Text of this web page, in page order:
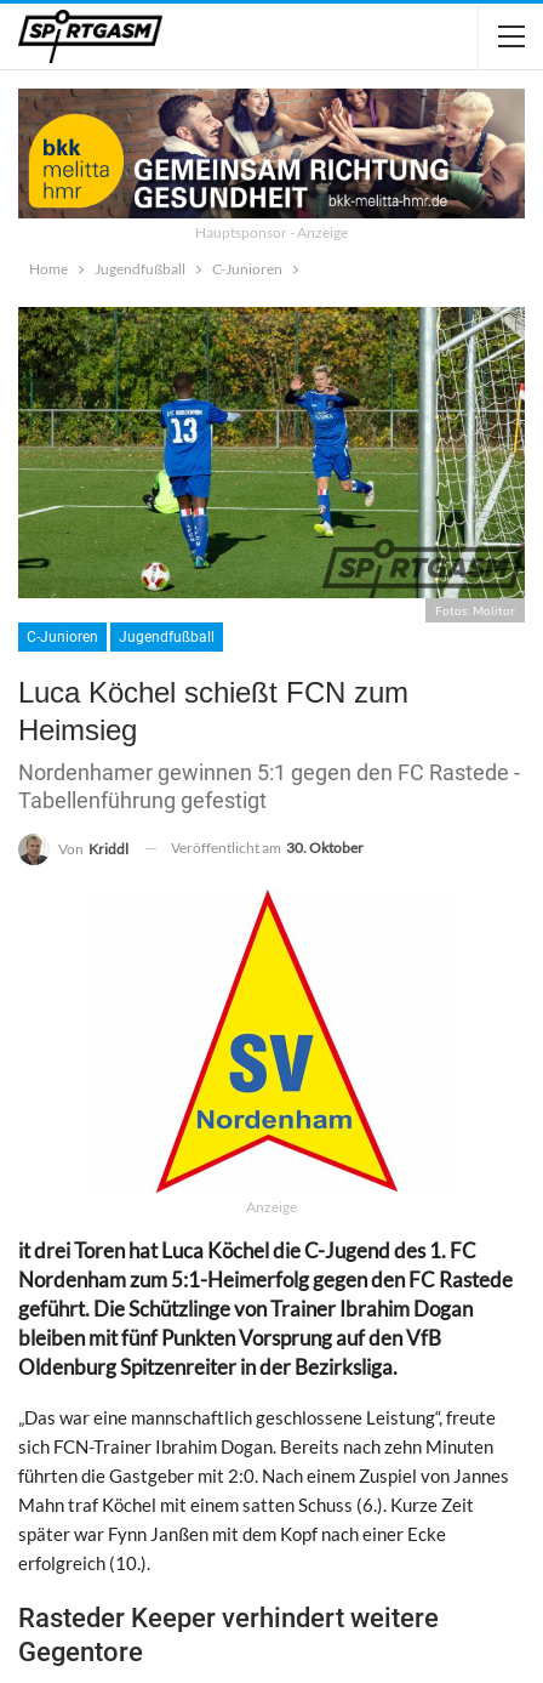
Hauptsponsor - Anzeige
Home
Jugendfußball C-Junioren
Fotos: Molitor
C-Junioren Jugendfußball
Luca Köchel schießt FCN zum
Heimsieg
Nordenhamer gewinnen 5:1 gegen den FC Rastede -
Tabellenführung gefestigt
Von Kriddl Veröffentlicht am 30. Oktober
Anzeige
it drei Toren hat Luca Köchel die C-Jugend des 1. FC
Nordenham zum 5:1-Heimerfolg gegen den FC Rastede
geführt. Die Schützlinge von Trainer Ibrahim Dogan
bleiben mit fünf Punkten Vorsprung auf den VfB
Oldenburg Spitzenreiter in der Bezirksliga.
„Das war eine mannschaftlich geschlossene Leistung“, freute
sich FCN-Trainer Ibrahim Dogan. Bereits nach zehn Minuten
führten die Gastgeber mit 2:0. Nach einem Zuspiel von Jannes
Mahn traf Köchel mit einem satten Schuss (6.). Kurze Zeit
später war Fynn Janßen mit dem Kopf nach einer Ecke
erfolgreich (10.).
Rasteder Keeper verhindert weitere
Gegentore